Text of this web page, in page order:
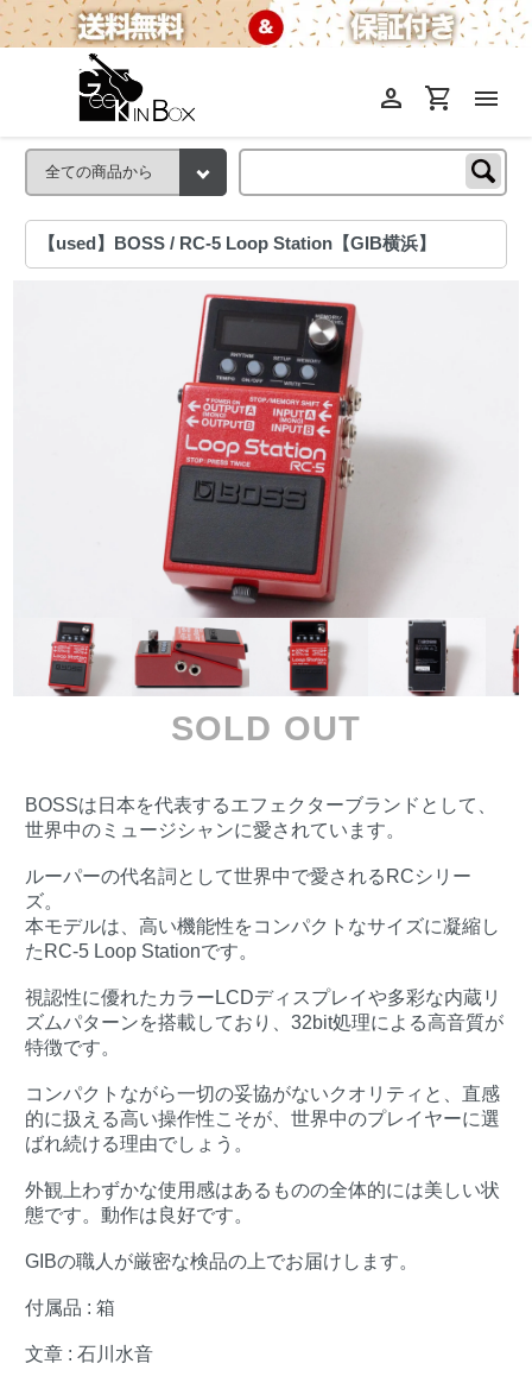
menu
shopping_cart
person
【used】BOSS / RC-5 Loop Station【GIB横浜】
SOLD OUT
BOSSは日本を代表するエフェクターブランドとして、
世界中のミュージシャンに愛されています。
ルーパーの代名詞として世界中で愛されるRCシリー
ズ。
本モデルは、高い機能性をコンパクトなサイズに凝縮し
たRC-5 Loop Stationです。
視認性に優れたカラーLCDディスプレイや多彩な内蔵リ
ズムパターンを搭載しており、32bit処理による高音質が
特徴です。
コンパクトながら一切の妥協がないクオリティと、直感
的に扱える高い操作性こそが、世界中のプレイヤーに選
ばれ続ける理由でしょう。
外観上わずかな使用感はあるものの全体的には美しい状
態です。動作は良好です。
GIBの職人が厳密な検品の上でお届けします。
付属品 : 箱
文章 : 石川水音